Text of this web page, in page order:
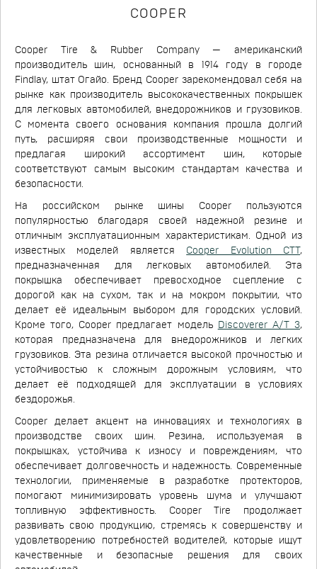
COOPER
Cooper Tire & Rubber Company — американский
производитель шин, основанный в 1914 году в городе
Findlay, штат Огайо. Бренд Cooper зарекомендовал себя на
рынке как производитель высококачественных покрышек
для легковых автомобилей, внедорожников и грузовиков.
С момента своего основания компания прошла долгий
путь, расширяя свои производственные мощности и
предлагая широкий ассортимент шин, которые
соответствуют самым высоким стандартам качества и
безопасности.
На российском рынке шины Cooper пользуются
популярностью благодаря своей надежной резине и
отличным эксплуатационным характеристикам. Одной из
известных моделей является Cooper Evolution CTT ,
предназначенная для легковых автомобилей. Эта
покрышка обеспечивает превосходное сцепление с
дорогой как на сухом, так и на мокром покрытии, что
делает её идеальным выбором для городских условий.
Кроме того, Cooper предлагает модель
Discoverer A/T 3,
которая предназначена для внедорожников и легких
грузовиков. Эта резина отличается высокой прочностью и
устойчивостью к сложным дорожным условиям, что
делает её подходящей для эксплуатации в условиях
бездорожья.
Cooper делает акцент на инновациях и технологиях в
производстве своих шин. Резина, используемая в
покрышках, устойчива к износу и повреждениям, что
обеспечивает долговечность и надежность. Современные
технологии, применяемые в разработке протекторов,
помогают минимизировать уровень шума и улучшают
топливную эффективность. Cooper Tire продолжает
развивать свою продукцию, стремясь к совершенству и
удовлетворению потребностей водителей, которые ищут
качественные и безопасные решения для своих